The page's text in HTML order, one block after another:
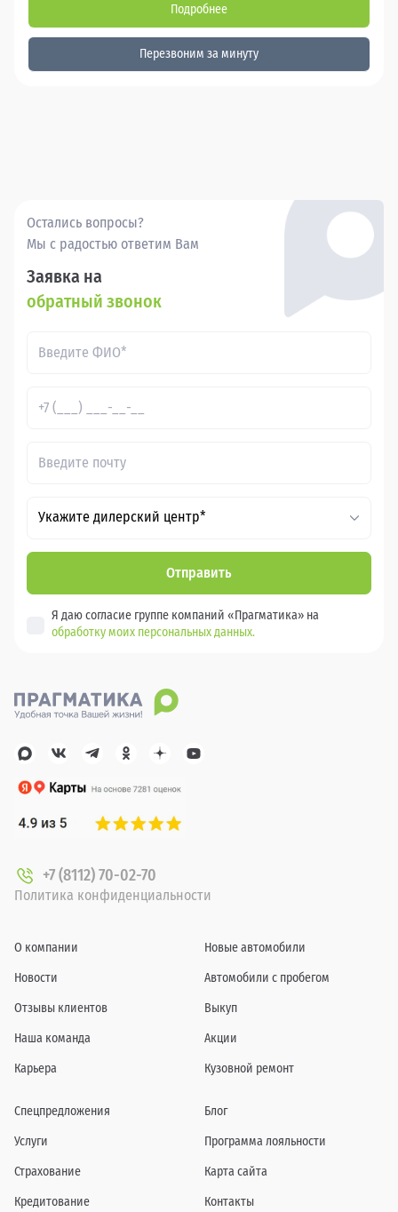
Подробнее
Перезвоним за минуту
Остались вопросы?
Мы с радостью ответим Вам
Заявка на
обратный звонок
Укажите дилерский центр*
Отправить
Я даю согласие группе компаний «Прагматика» на
обработку моих персональных данных.
+7 (8112) 70-02-70
Политика конфиденциальности
О компании
Новости
Отзывы клиентов
Наша команда
Карьера
Новые автомобили
Автомобили с пробегом
Выкуп
Акции
Кузовной ремонт
Спецпредложения
Услуги
Страхование
Кредитование
Блог
Программа лояльности
Карта сайта
Контакты